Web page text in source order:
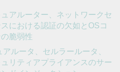
アルーター、ネットワークセ
における認証の欠如とOSコ
脆弱性
ルータ、セルラールータ、
リティアプライアンスのサー